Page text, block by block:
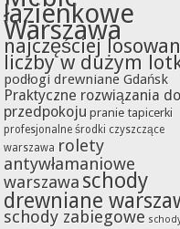
łazienkowe
Warszawa
najczęściej
liczby w dużym
podłogi drewniane Gdańsk
Praktyczne rozwiązania do
przedpokoju pranie tapicerki
profesjonalne środki czyszczące
warszawa rolety
antywłamaniowe
warszawa schody
drewniane
schody zabiegowe